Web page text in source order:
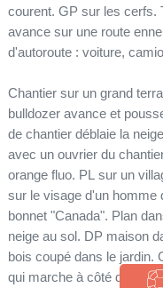
courent. GP sur les cerfs.
avance sur une route
d'autoroute : voiture,
Chantier sur un grand
bulldozer avance et
de chantier déblaie la
avec un ouvrier du
orange fluo. PL sur un
sur le visage d'un homme
bonnet "Canada". Plan
neige au sol. DP maison
bois coupé dans le jardin.
qui marche à côté de la